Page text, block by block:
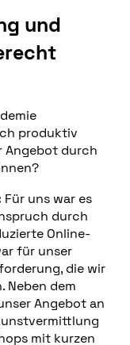
und
produktiv
Angebot durch
Für uns war es
durch
Online-
für unser
die wir
Neben dem
Angebot an
mit kurzen